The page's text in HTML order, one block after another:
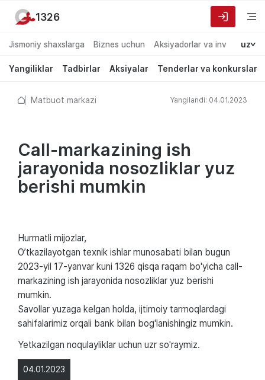
Jismoniy shaxslarga Biznes uchun Aksiyadorlar va investorlarga
uz
Yangiliklar Tadbirlar Aksiyalar Tenderlar va konkurslar
1326
Matbuot markazi Yangilandi: 04.01.2023
Call-markazining ish
jarayonida nosozliklar yuz
berishi mumkin
04.01.2023
Hurmatli mijozlar,
O’tkazilayotgan texnik ishlar munosabati bilan bugun
2023-yil 17-yanvar kuni 1326 qisqa raqam bo'yicha сall-
markazining ish jarayonida nosozliklar yuz berishi
mumkin.
Savollar yuzaga kelgan holda, ijtimoiy tarmoqlardagi
sahifalarimiz orqali bank bilan bog'lanishingiz mumkin.
Yetkazilgan noqulayliklar uchun uzr so'raymiz.